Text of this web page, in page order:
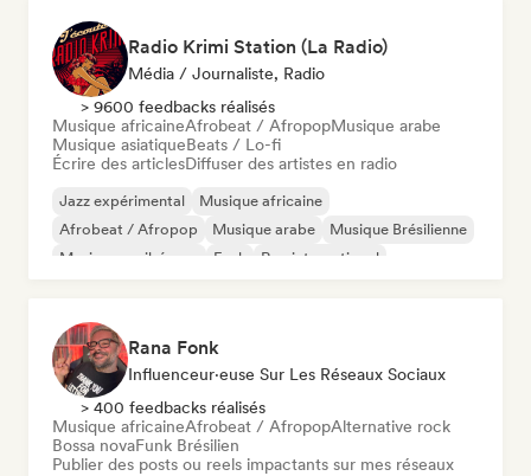
Radio Krimi Station (La Radio)
Média / Journaliste, Radio
> 9600 feedbacks réalisés
Musique africaineAfrobeat / AfropopMusique arabe
Musique asiatiqueBeats / Lo-fi
Écrire des articlesDiffuser des artistes en radio
Jazz expérimental
Musique africaine
Afrobeat / Afropop
Musique arabe
Musique Brésilienne
Musique caribéenne
Funk Rap international
Rana Fonk
Influenceur·euse Sur Les Réseaux Sociaux
> 400 feedbacks réalisés
Musique africaineAfrobeat / AfropopAlternative rock
Bossa novaFunk Brésilien
Publier des posts ou reels impactants sur mes réseaux